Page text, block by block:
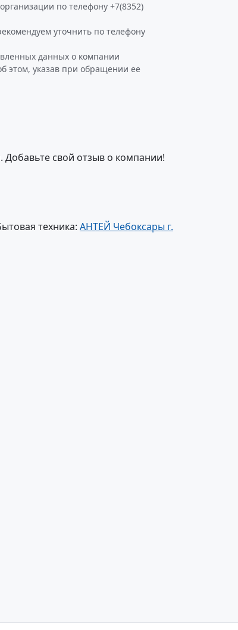
по телефону +7(8352)
уточнить по телефону
данных о компании
указав при обращении ее
свой отзыв о компании!
техника: АНТЕЙ Чебоксары г.